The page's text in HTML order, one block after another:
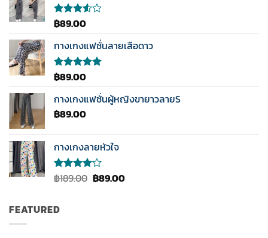
ให้
ตั้งแต่
1-5
฿89.00
กางเกงแฟชั่นลายเสือดาว
ให้คะแนน
คะแนน
฿89.00
กางเกงแฟชั่นผู้หญิงขายาวลายS
฿89.00
กางเกงลายหัวใจ
ให้
ตั้งแต่ 1-
5
฿189.00 Original
฿89.00Current
FEATURED